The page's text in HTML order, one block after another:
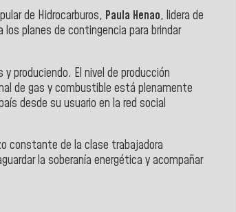
de Hidrocarburos, Paula Henao, lidera de
planes de contingencia para brindar
produciendo. El nivel de producción
de gas y combustible está plenamente
desde su usuario en la red social
constante de la clase trabajadora
la soberanía energética y acompañar